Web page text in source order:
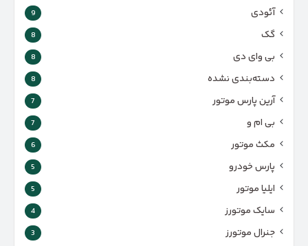
آئودی 9
گک 8
بی وای دی 8
دسته‌بندی نشده 8
آرین پارس موتور 7
بی ام و 7
مکث موتور 6
پارس‌ خودرو 5
ایلیا موتور 5
سایک موتورز 4
جنرال موتورز 3